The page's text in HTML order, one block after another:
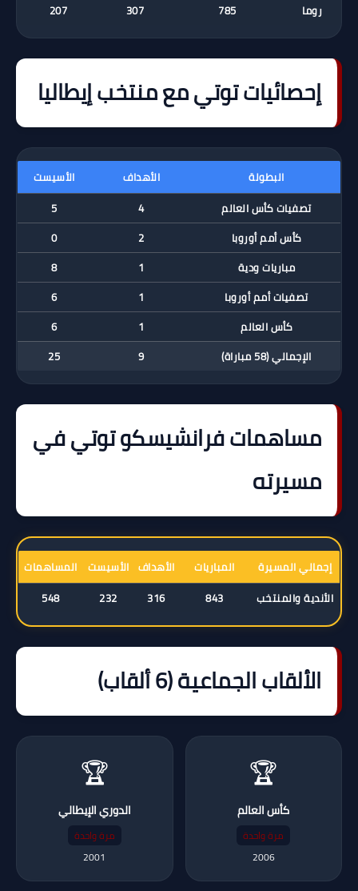
روما
785
307
207
إحصائيات توتي مع منتخب إيطاليا
البطولة الأهداف
الأسيست
تصفيات كأس العالم
كأس أمم أوروبا
مباريات ودية
تصفيات أمم أوروبا
كأس العالم
الإجمالي (58 مباراة)
مساهمات فرانشيسكو توتي في
مسيرته
إجمالي المسيرة المباريات الأهداف الأسيست المساهمات
الأندية والمنتخب
843
316
232
548
الألقاب الجماعية (6 ألقاب)
🏆
كأس العالم
مرة واحدة
2006
🏆
الدوري الإيطالي
مرة واحدة
2001